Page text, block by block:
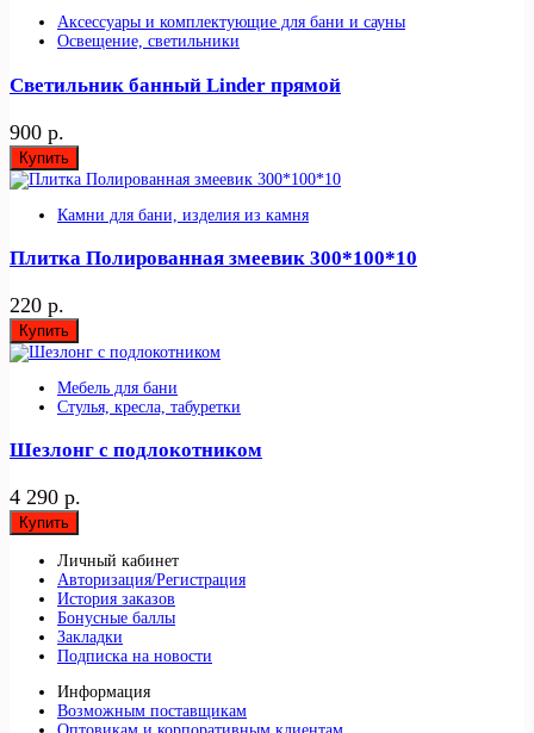
Аксессуары и комплектующие для бани и сауны
Освещение, светильники
Светильник банный Linder прямой
900 р.
Купить
Камни для бани, изделия из камня
Плитка Полированная змеевик 300*100*10
220 р.
Купить
Мебель для бани
Стулья, кресла, табуретки
Шезлонг с подлокотником
4 290 р.
Купить
Личный кабинет
Авторизация/Регистрация
История заказов
Бонусные баллы
Закладки
Подписка на новости
Информация
Возможным поставщикам